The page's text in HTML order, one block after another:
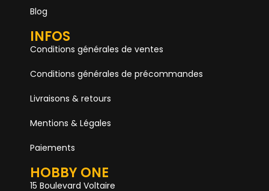
Blog
INFOS
Conditions générales de ventes
Conditions générales de précommandes
Livraisons & retours
Mentions & Légales
Paiements
HOBBY ONE
15 Boulevard Voltaire